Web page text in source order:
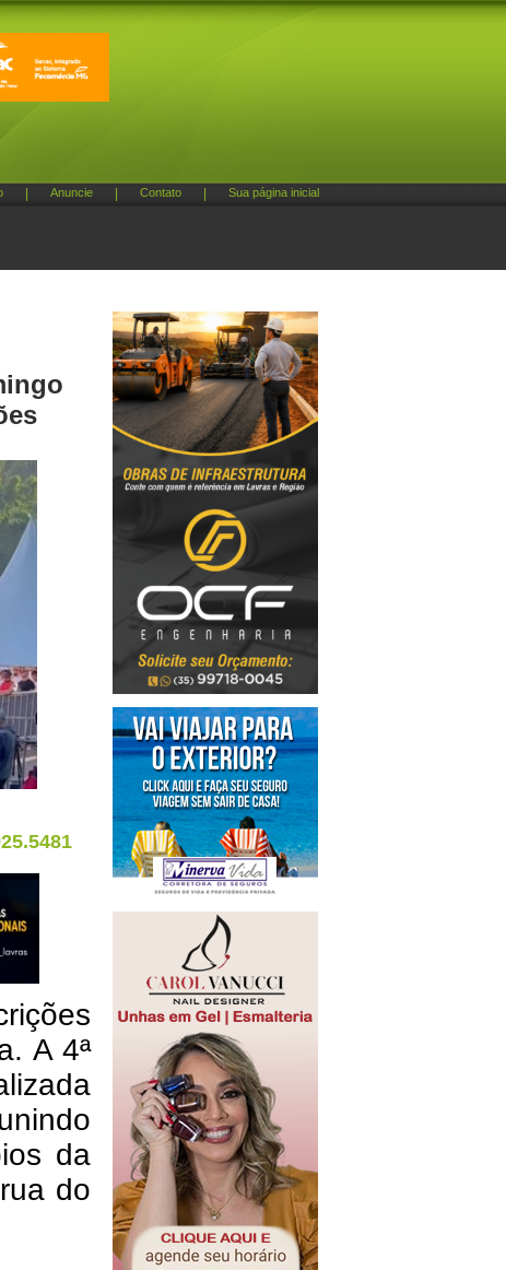
Anuncie Contato Sua página inicial
A 4ª
da
do